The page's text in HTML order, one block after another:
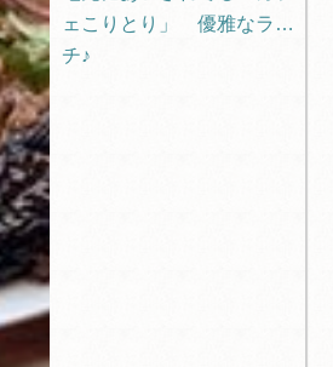
ェこりとり」 優雅なラン
チ♪